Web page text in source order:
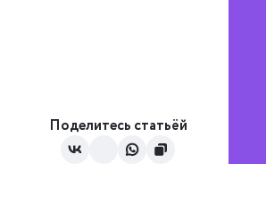
Поделитесь статьёй